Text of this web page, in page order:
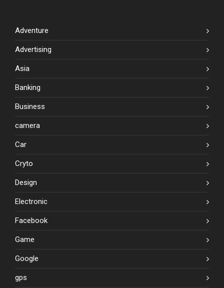
Adventure
Advertising
Asia
Banking
Business
camera
Car
Cryto
Design
Electronic
Facebook
Game
Google
gps